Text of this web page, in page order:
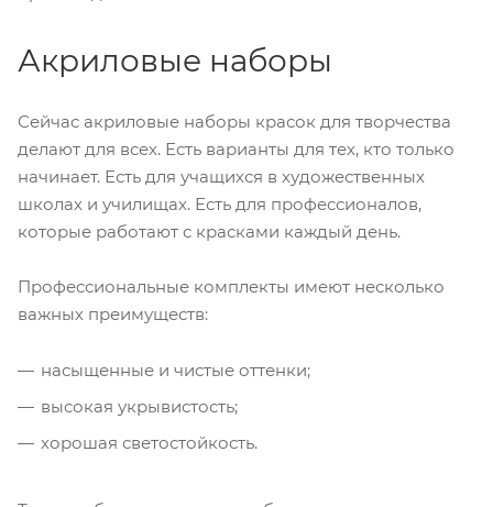
Акриловые наборы
Сейчас акриловые наборы красок для творчества
делают для всех. Есть варианты для тех, кто только
начинает. Есть для учащихся в художественных
школах и училищах. Есть для профессионалов,
которые работают с красками каждый день.
Профессиональные комплекты имеют несколько
важных преимуществ:
насыщенные и чистые оттенки;
высокая укрывистость;
хорошая светостойкость.